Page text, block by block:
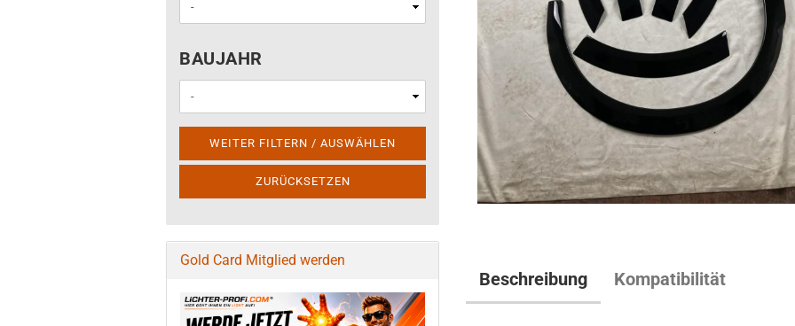
Beschreibung Kompatibilität
BAUJAHR
BAUJAHR
WEITER FILTERN / AUSWÄHLEN
ZURÜCKSETZEN
Gold Card Mitglied werden